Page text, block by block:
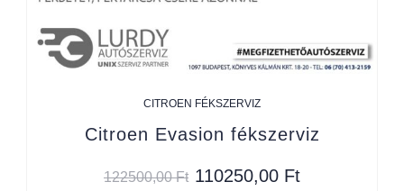
CITROEN FÉKSZERVIZ
Citroen Evasion fékszerviz
122500,00Ft 110250,00 Ft